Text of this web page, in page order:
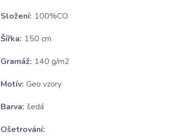
Složení: 100%CO
Šířka: 150 cm
Gramáž: 140 g/m2
Motív: Geo vzory
Barva: šedá
Ošetrování: